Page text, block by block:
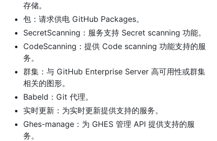
存储。
包：请求供电 GitHub Packages。
SecretScanning：服务支持 Secret scanning 功能。
CodeScanning：提供 Code scanning 功能支持的服
务。
群集：与 GitHub Enterprise Server 高可用性或群集
相关的图形。
Babeld：Git 代理。
实时更新：为实时更新提供支持的服务。
Ghes-manage：为 GHES 管理 API 提供支持的服
务。